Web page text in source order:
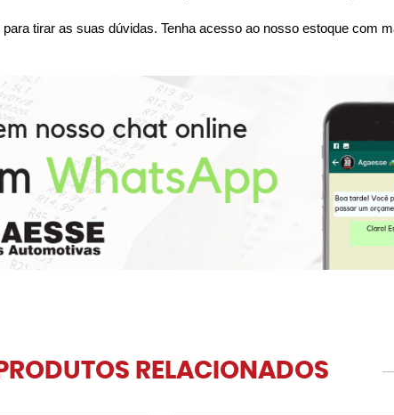
tirar as suas dúvidas. Tenha acesso ao nosso estoque com
PRODUTOS RELACIONADOS